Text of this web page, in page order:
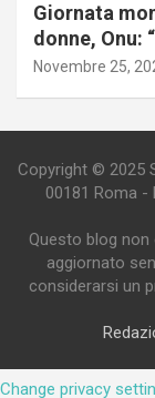
Giornata
donne, Onu:
Novembre 25,
Copyright © 2025
00181 Roma -
Questo blog
aggiornato
considerarsi un
Change privacy